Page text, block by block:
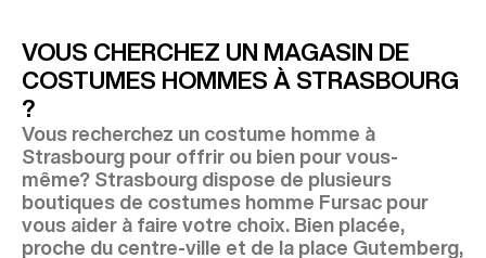
VOUS CHERCHEZ UN MAGASIN DE
COSTUMES HOMMES À STRASBOURG
?
Vous recherchez un costume homme à
Strasbourg pour offrir ou bien pour vous-
même? Strasbourg dispose de plusieurs
boutiques de costumes homme Fursac pour
vous aider à faire votre choix. Bien placée,
proche du centre-ville et de la place Gutemberg,
MEILLEURES VENTES
NOUVELLE COLLECTION
LAST CHANCE